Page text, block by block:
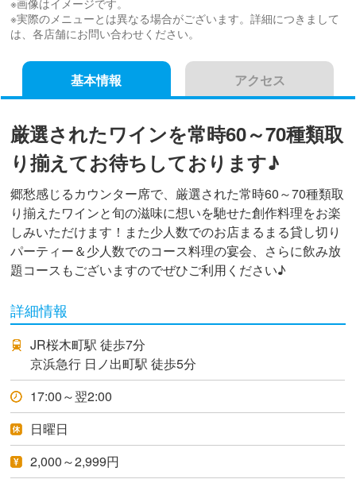
※画像はイメージです。
※実際のメニューとは異なる場合がございます。詳細につきまして
は、各店舗にお問い合わせください。
基本情報 アクセス
厳選されたワインを常時60～70種類取
り揃えてお待ちしております♪
郷愁感じるカウンター席で、厳選された常時60～70種類取
り揃えたワインと旬の滋味に想いを馳せた創作料理をお楽
しみいただけます！また少人数でのお店まるまる貸し切り
パーティー＆少人数でのコース料理の宴会、さらに飲み放
題コースもございますのでぜひご利用ください♪
詳細情報
JR桜木町駅 徒歩7分
京浜急行 日ノ出町駅 徒歩5分
17:00～翌2:00
日曜日
2,000～2,999円